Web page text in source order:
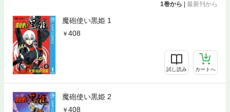
1巻から 最新刊から
魔砲使い黒姫 1
408
試し読み カートへ
魔砲使い黒姫 2
408